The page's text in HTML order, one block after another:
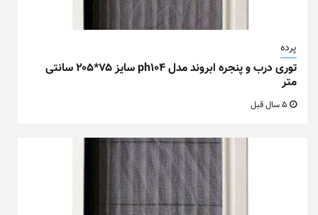
پرده
توری درب و پنجره ابروند مدل ph104 سایز ۷۵*۲۰۵ سانتی
متر